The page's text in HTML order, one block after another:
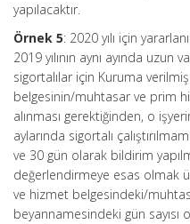
yapılacaktır.
Örnek 5: 2020 yılı için
2019 yılının aynı ayında
sigortalılar için Kuruma
belgesinin/muhtasar ve prim
alınması gerektiğinden, o
aylarında sigortalı
ve 30 gün olarak bildirim
değerlendirmeye esas olmak
ve hizmet belgesindeki/
beyannamesindeki gün